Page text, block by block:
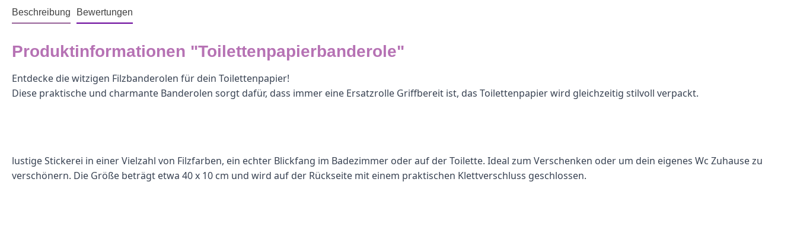
Beschreibung Bewertungen
Produktinformationen "Toilettenpapierbanderole"
Entdecke die witzigen Filzbanderolen für dein Toilettenpapier!
Diese praktische und charmante Banderolen sorgt dafür, dass immer eine Ersatzrolle Griffbereit ist, das Toilettenpapier wird gleichzeitig stilvoll verpackt.
lustige Stickerei in einer Vielzahl von Filzfarben, ein echter Blickfang im Badezimmer oder auf der Toilette. Ideal zum Verschenken oder um dein eigenes Wc Zuhause zu
verschönern. Die Größe beträgt etwa 40 x 10 cm und wird auf der Rückseite mit einem praktischen Klettverschluss geschlossen.